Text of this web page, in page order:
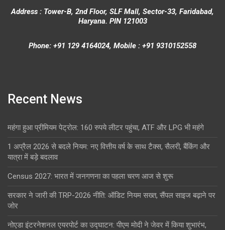
Address : Tower-B, 2nd Floor, SLF Mall, Sector-33, Faridabad,
Haryana. PIN 121003
Phone: +91 129 4164024, Mobile : +91 9310152558
Recent News
महंगा हुआ प्रीमियम पेट्रोल: 160 रुपये लीटर पहुंचा, ATF और LPG भी महंगे
1 अप्रैल 2026 से बदले नियम: नए वित्तीय वर्ष के साथ टैक्स, सैलरी, बैंकिंग और
यात्रा में बड़े बदलाव
Census 2027: भारत में जनगणना का पहला चरण आज से शुरू
सरकार ने जारी की TRP-2026 नीति: ऑडिट नियम सख्त, सैंपल साइज बढ़ाने पर
जोर
नोएडा इंटरनेशनल एयरपोर्ट का उद्घाटन: पीएम मोदी ने जेवर में किया शुभारंभ,